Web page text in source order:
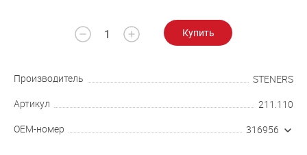
Купить
Производитель STENERS
Артикул 211.110
OEM-номер 316956